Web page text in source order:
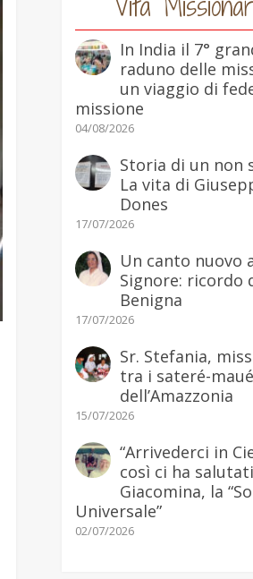
In India il 7°
raduno delle
un viaggio di
missione
04/08/2026
Storia di un non
La vita di
Dones
17/07/2026
Un canto nuovo
Signore: ricordo
Benigna
17/07/2026
Sr. Stefania,
tra i sateré-maué
dell’Amazzonia
15/07/2026
“Arrivederci in
così ci ha
Giacomina, la
Universale”
02/07/2026